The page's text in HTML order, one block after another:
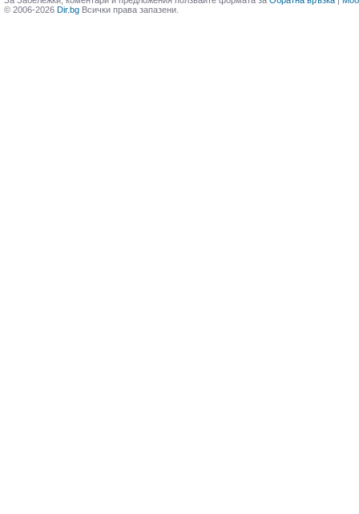
© 2006-2026 Dir.bg Всички права запазени.